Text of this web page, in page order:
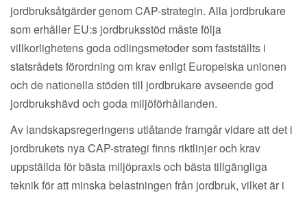
jordbruksåtgärder genom CAP-strategin. Alla jordbrukare
som erhåller EU:s jordbruksstöd måste följa
villkorlighetens goda odlingsmetoder som fastställts i
statsrådets förordning om krav enligt Europeiska unionen
och de nationella stöden till jordbrukare avseende god
jordbrukshävd och goda miljöförhållanden.
Av landskapsregeringens utlåtande framgår vidare att det i
jordbrukets nya CAP-strategi finns riktlinjer och krav
uppställda för bästa miljöpraxis och bästa tillgängliga
teknik för att minska belastningen från jordbruk, vilket är i